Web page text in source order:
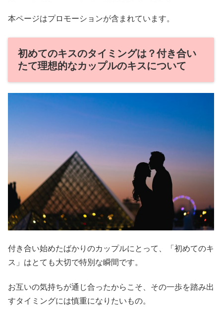
本ページはプロモーションが含まれています。
初めてのキスのタイミングは？付き合い
たて理想的なカップルのキスについて
付き合い始めたばかりのカップルにとって、「初めてのキ
ス」はとても大切で特別な瞬間です。
お互いの気持ちが通じ合ったからこそ、その一歩を踏み出
すタイミングには慎重になりたいもの。